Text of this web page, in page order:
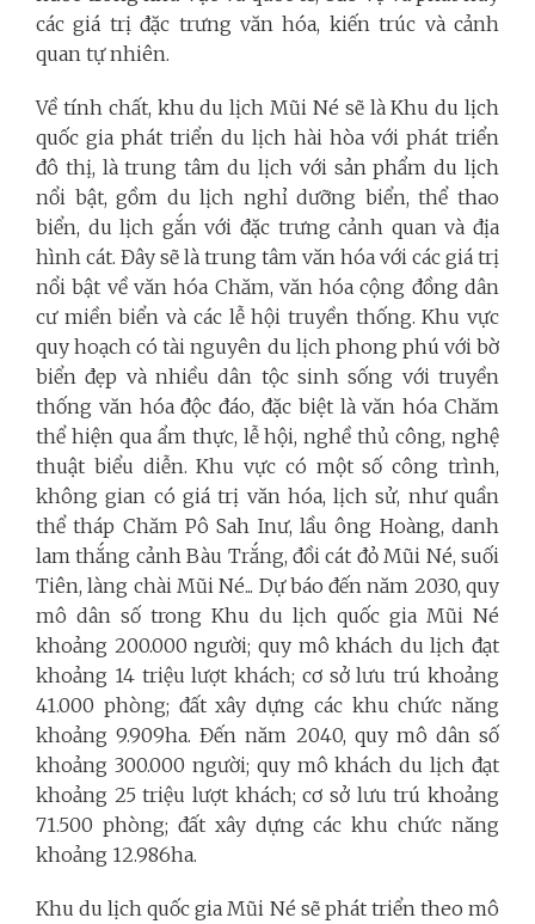
các giá trị đặc trưng văn hóa, kiến trúc và cảnh
quan tự nhiên.
Về tính chất, khu du lịch Mũi Né sẽ là Khu du lịch
quốc gia phát triển du lịch hài hòa với phát triển
đô thị, là trung tâm du lịch với sản phẩm du lịch
nổi bật, gồm du lịch nghỉ dưỡng biển, thể thao
biển, du lịch gắn với đặc trưng cảnh quan và địa
hình cát. Đây sẽ là trung tâm văn hóa với các giá trị
nổi bật về văn hóa Chăm, văn hóa cộng đồng dân
cư miền biển và các lễ hội truyền thống. Khu vực
quy hoạch có tài nguyên du lịch phong phú với bờ
biển đẹp và nhiều dân tộc sinh sống với truyền
thống văn hóa độc đáo, đặc biệt là văn hóa Chăm
thể hiện qua ẩm thực, lễ hội, nghề thủ công, nghệ
thuật biểu diễn. Khu vực có một số công trình,
không gian có giá trị văn hóa, lịch sử, như quần
thể tháp Chăm Pô Sah Inư, lầu ông Hoàng, danh
lam thắng cảnh Bàu Trắng, đồi cát đỏ Mũi Né, suối
Tiên, làng chài Mũi Né... Dự báo đến năm 2030, quy
mô dân số trong Khu du lịch quốc gia Mũi Né
khoảng 200.000 người; quy mô khách du lịch đạt
khoảng 14 triệu lượt khách; cơ sở lưu trú khoảng
41.000 phòng; đất xây dựng các khu chức năng
khoảng 9.909ha. Đến năm 2040, quy mô dân số
khoảng 300.000 người; quy mô khách du lịch đạt
khoảng 25 triệu lượt khách; cơ sở lưu trú khoảng
71.500 phòng; đất xây dựng các khu chức năng
khoảng 12.986ha.
Khu du lịch quốc gia Mũi Né sẽ phát triển theo mô